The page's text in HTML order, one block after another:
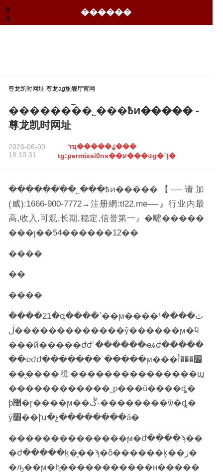
������
尊
龙
凯
旗
舰
官
网
尊龙凯时网址-尊龙ag旗舰厅官网
�������ֹ�˾���߿ͷ����� -
尊龙凯时网址
2023-06-09
18:10:31
רҵ�����ؼ���
tg:permissi0ns��ע���ʵtg�˺ţ�
�������ֹ�˾���߿ͷ�����【-—请加
(威):1666-900-7772→注册網:tl22.me—-』行业内最
高,收入,可观,长期,稳定,信誉第一』�㽭�����
���ȷ��54������12��
����
��
����
����21�գ����ߴ��ϻ����ٿ����¹
ڷ�������������ŷ������ϻ�ϥ
���й�����ժժʿ������ҽѧժ�����
��ҽժժ�������ʾ�����ϻ���׼���أ
���̬���㣬���������������ϣ
������������˷ƿ���ŭ����ȡ�
þ޴�ɼ����ϻ��ڴ˴��������ѿ�ȡ�
ý׶��խ�չ��������á�
��������������ϻ�ժ����ϡ��
�ժ�����ķ�̬��ϡ�ȫ������ķ��ز�
�ԡ��ϻ�һֱ�����������н�����